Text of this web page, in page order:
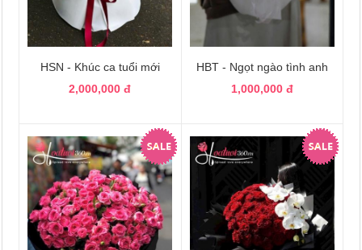
HSN - Khúc ca tuổi mới
2,000,000 đ
HBT - Ngọt ngào tình anh
1,000,000 đ